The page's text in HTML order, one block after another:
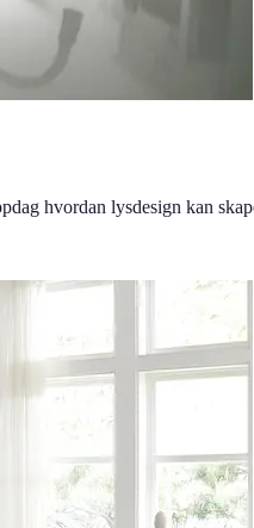
hvordan lysdesign kan